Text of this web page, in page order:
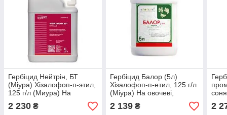
Гербіцид Нейтрін, БТ
(Міура) Хізалофоп-п-этил,
125 г/л (Миура) На
соняшник
2 230 ₴
Гербіцид Балор (5л)
Хізалофоп-п-етил, 125 г/л
(Міура) На овочеві,
соняшник, сою, ріпак
2 139₴ 2